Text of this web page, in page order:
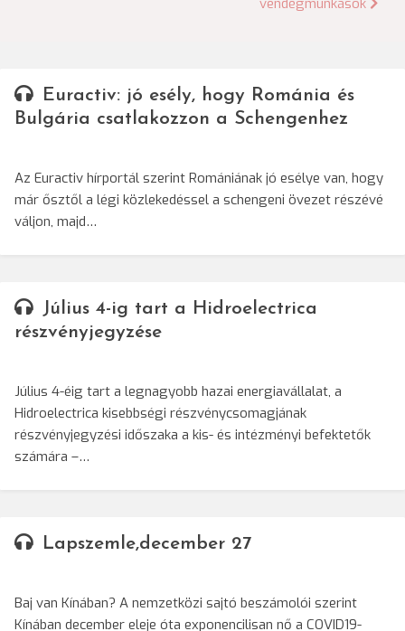
vendégmunkások
Euractiv: jó esély, hogy Románia és
Bulgária csatlakozzon a Schengenhez
Az Euractiv hírportál szerint Romániának jó esélye van, hogy
már ősztől a légi közlekedéssel a schengeni övezet részévé
váljon, majd…
Július 4-ig tart a Hidroelectrica
részvényjegyzése
Július 4-éig tart a legnagyobb hazai energiavállalat, a
Hidroelectrica kisebbségi részvénycsomagjának
részvényjegyzési időszaka a kis- és intézményi befektetők
számára –…
Lapszemle,december 27
Baj van Kínában? A nemzetközi sajtó beszámolói szerint
Kínában december eleje óta exponencilisan nő a COVID19-